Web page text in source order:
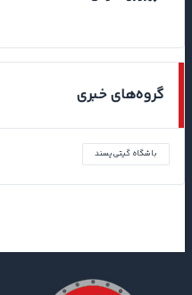
گروه‌های خبری
باشگاه گیتی‌پسند